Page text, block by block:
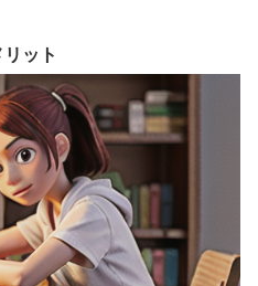
ット